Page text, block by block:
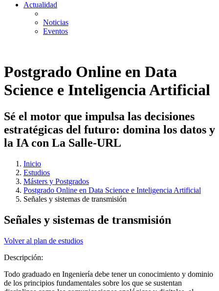
Actualidad
Noticias
Eventos
Postgrado Online en Data
Science e Inteligencia Artificial
Sé el motor que impulsa las decisiones
estratégicas del futuro: domina los datos y
la IA con La Salle-URL
Inicio
Estudios
Másters y Postgrados
Postgrado Online en Data Science e Inteligencia Artificial
Señales y sistemas de transmisión
Señales y sistemas de transmisión
Volver al plan de estudios
Descripción:
Todo graduado en Ingeniería debe tener un conocimiento y dominio
de los principios fundamentales sobre los que se sustentan